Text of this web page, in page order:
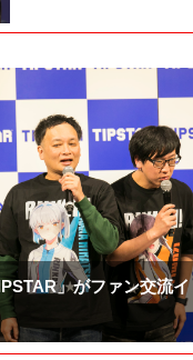
」がファン交流イ